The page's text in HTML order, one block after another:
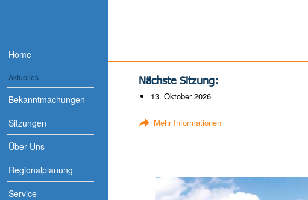
Home
Aktuelles
Bekanntmachungen
Sitzungen
Über Uns
Regionalplanung
Service
Nächste Sitzung:
13. Oktober 2026
Mehr Informationen